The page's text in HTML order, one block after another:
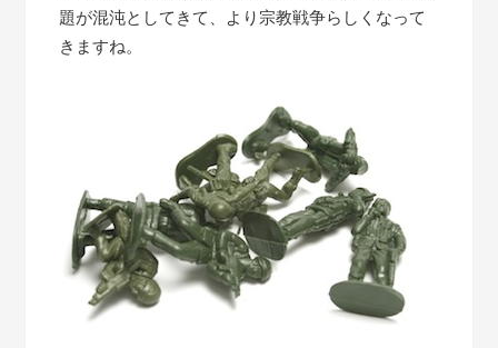
題が混沌としてきて、より宗教戦争らしくなって
きますね。